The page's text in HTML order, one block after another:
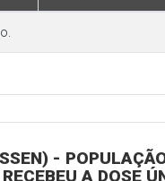
-
A DOSE